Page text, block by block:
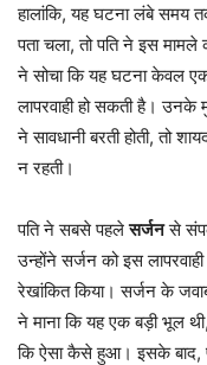
हालांकि, यह घटना लंबे समय
पता चला, तो पति ने इस मामले
ने सोचा कि यह घटना केवल
लापरवाही हो सकती है।
ने सावधानी बरती होती, तो
न रहती।
पति ने सबसे पहलेसर्जनसे
उन्होंने सर्जन को इस
रेखांकित किया। सर्जन के
ने माना कि यह एक बड़ी भूल
कि ऐसा कैसे हुआ। इसके बाद,